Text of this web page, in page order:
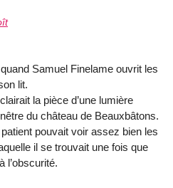
Samuel Finelame ouvrit les
lit.
la pièce d’une lumière
du château de Beauxbâtons.
pouvait voir assez bien les
il se trouvait une fois que
l’obscurité.